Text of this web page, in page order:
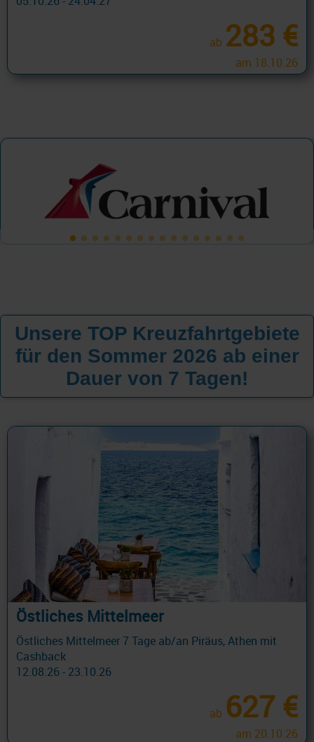
ab 283 €
am 18.10.26
Unsere TOP Kreuzfahrtgebiete
für den Sommer 2026 ab einer
Dauer von 7 Tagen!
Östliches Mittelmeer
Östliches Mittelmeer 7 Tage ab/an Piräus, Athen mit
Cashback
12.08.26 - 23.10.26
ab 627 €
am 20.10.26